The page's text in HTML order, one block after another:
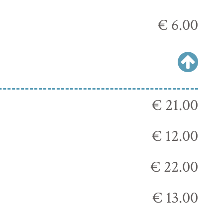
€ 6.00
€ 21.00
€ 12.00
€ 22.00
€ 13.00